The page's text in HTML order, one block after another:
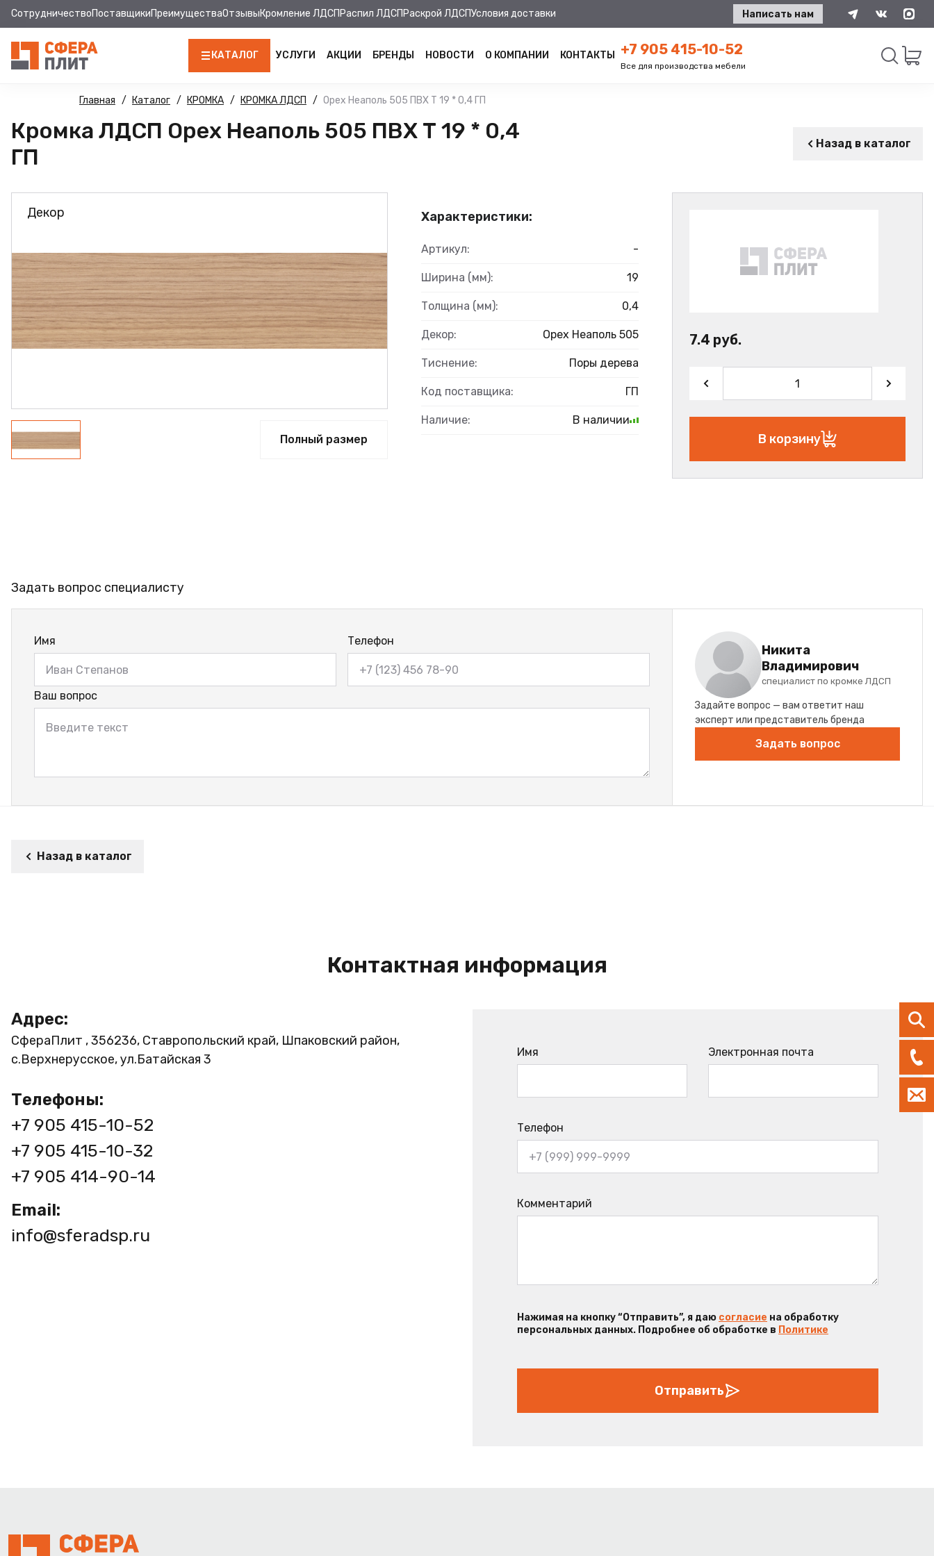
СотрудничествоПоставщикиПреимуществаОтзывыКромление ЛДСП Распил ЛДСП Раскрой ЛДСПУсловия доставки Написать нам
КАТАЛОГ
ЛДСП
КРОМКА
МДФ ПАНЕЛИ
ХДФ
ДВПО
ФАНЕРА
ФУРНИТУРА
УСЛУГИ АКЦИИ БРЕНДЫ НОВОСТИ О КОМПАНИИ КОНТАКТЫ +7 905 415-10-52
Все для производства мебели
Главная Каталог КРОМКА КРОМКА ЛДСП Орех Неаполь 505 ПВХ Т 19 * 0,4 ГП
Кромка ЛДСП Орех Неаполь 505 ПВХ Т 19 * 0,4
ГП
Назад в каталог
Декор
Полный размер
Характеристики:
Артикул: -
Ширина (мм): 19
Толщина (мм): 0,4
Декор: Орех Неаполь 505
Тиснение: Поры дерева
Код поставщика: ГП
Наличие: В наличии
7.4 руб.
В корзину
Задать вопрос специалисту
Имя Телефон
Ваш вопрос
Никита
Владимирович
специалист по кромке ЛДСП
Задайте вопрос — вам ответит наш
эксперт или представитель бренда
Задать вопрос
Назад в каталог
Контактная информация
Адрес:
СфераПлит , 356236, Ставропольский край, Шпаковский район,
с.Верхнерусское, ул.Батайская 3
Телефоны:
+7 905 415-10-52
+7 905 415-10-32
+7 905 414-90-14
Email:
info@sferadsp.ru
Имя Электронная почта
Телефон
Комментарий
Нажимая на кнопку “Отправить”, я даю согласие на обработку
персональных данных. Подробнее об обработке в Политике
Отправить